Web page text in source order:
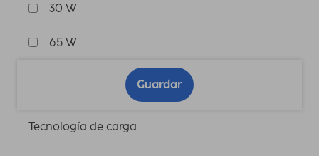
30 W
65 W
Guardar
Tecnología de carga